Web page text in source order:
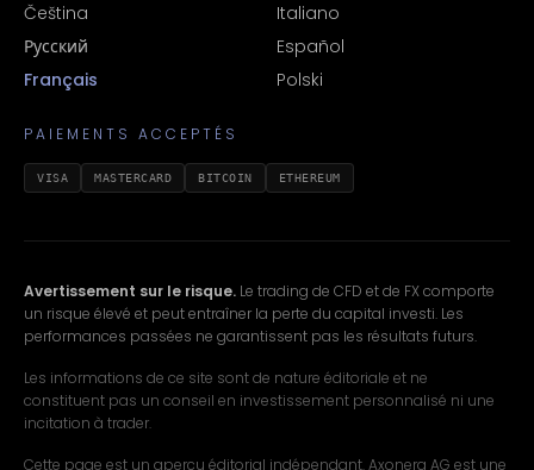
Čeština
Italiano
Русский
Español
Français
Polski
PAIEMENTS ACCEPTÉS
VISA MASTERCARD BITCOIN ETHEREUM
Avertissement sur le risque. Le trading de CFD et de FX comporte
un risque élevé et peut entraîner la perte du capital investi. Les
performances passées ne garantissent pas les résultats futurs.
Les informations de ce site sont de nature éditoriale et ne
constituent pas un conseil en investissement personnalisé ni une
incitation à trader.
Cette page est un aperçu éditorial indépendant. Axonera AG est une